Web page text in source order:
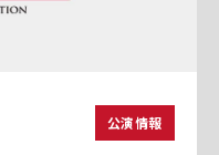
公演情報